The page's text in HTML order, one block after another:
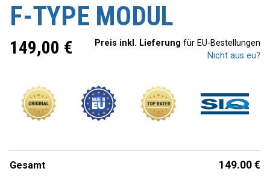
F-TYPE MODUL
149,00 € Preis inkl. Lieferung für EU-Bestellungen
Nicht aus eu?
Gesamt 149.00 €